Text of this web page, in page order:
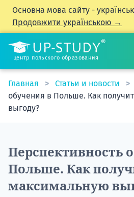
Основна мова сайту -
Продовжити українською →
центр польского образования
Главная Статьи и новости
обучения в Польше. Как
выгоду?
Перспективность
Польше. Как
максимальную